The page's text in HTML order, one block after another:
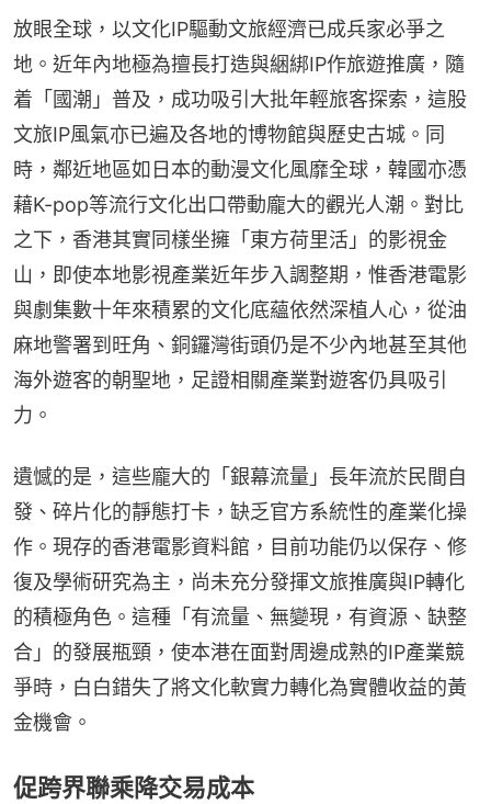
放眼全球，以文化IP驅動文旅經濟已成兵家必爭之
地。近年內地極為擅長打造與綑綁IP作旅遊推廣，隨
着「國潮」普及，成功吸引大批年輕旅客探索，這股
文旅IP風氣亦已遍及各地的博物館與歷史古城。同
時，鄰近地區如日本的動漫文化風靡全球，韓國亦憑
藉K-pop等流行文化出口帶動龐大的觀光人潮。對比
之下，香港其實同樣坐擁「東方荷里活」的影視金
山，即使本地影視產業近年步入調整期，惟香港電影
與劇集數十年來積累的文化底蘊依然深植人心，從油
麻地警署到旺角、銅鑼灣街頭仍是不少內地甚至其他
海外遊客的朝聖地，足證相關產業對遊客仍具吸引
力。
遺憾的是，這些龐大的「銀幕流量」長年流於民間自
發、碎片化的靜態打卡，缺乏官方系統性的產業化操
作。現存的香港電影資料館，目前功能仍以保存、修
復及學術研究為主，尚未充分發揮文旅推廣與IP轉化
的積極角色。這種「有流量、無變現，有資源、缺整
合」的發展瓶頸，使本港在面對周邊成熟的IP產業競
爭時，白白錯失了將文化軟實力轉化為實體收益的黃
金機會。
促跨界聯乘降交易成本